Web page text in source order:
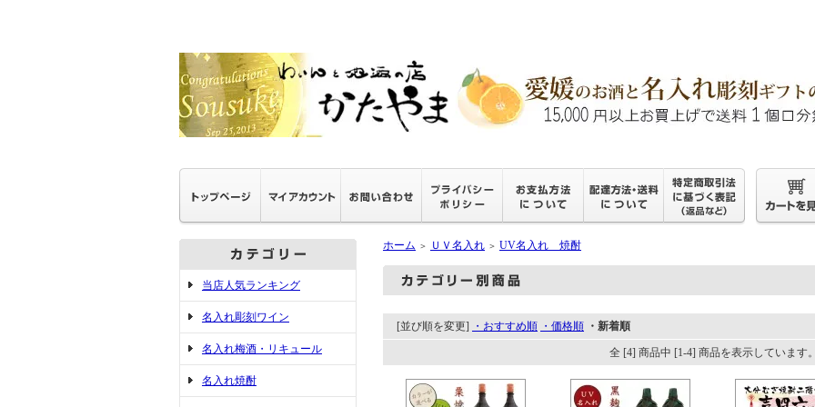
当店人気ランキング
名入れ彫刻ワイン
名入れ梅酒・リキュール
名入れ焼酎
ホーム ＞ ＵＶ名入れ ＞ UV名入れ 焼酎
[並び順を変更] ・おすすめ順 ・価格順 ・新着順
全 [4] 商品中 [1-4] 商品を表示しています